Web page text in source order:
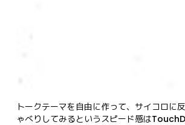
トークテーマを自由に作って、サイコロに
ゃべりしてみるというスピード感は